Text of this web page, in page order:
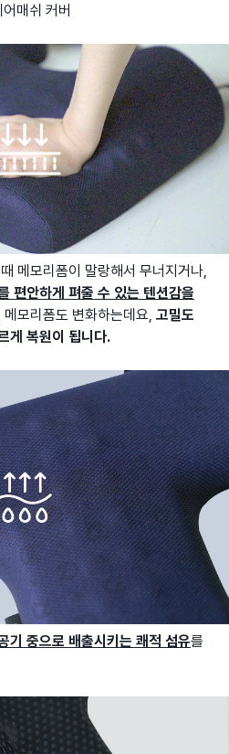
매쉬 커버
메모리폼이 말랑해서 무너지거나,
편안하게 펴줄 수 있는 텐션감을
모리폼도 변화하는데요, 고밀도
게 복원이 됩니다.
기 중으로 배출시키는 쾌적 섬유를